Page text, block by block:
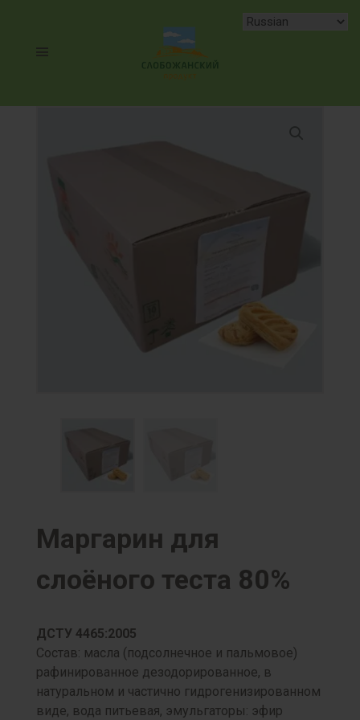
Маргарин для
слоёного теста 80%
ДСТУ 4465:2005
Состав: масла (подсолнечное и пальмовое)
рафинированное дезодорированное, в
натуральном и частично гидрогенизированном
виде, вода питьевая, эмульгаторы: эфир